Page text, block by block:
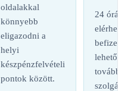
oldalakkal
könnyebb
eligazodni a
helyi
készpénzfelvételi
pontok között.
24 órás
befizetési
lehetőség
további